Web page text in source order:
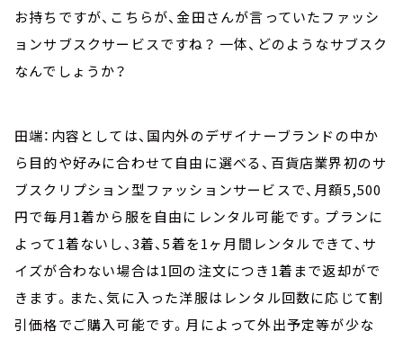
お持ちですが、こちらが、金田さんが言っていたファッシ
ョンサブスクサービスですね？ 一体、どのようなサブスク
なんでしょうか？
田端：内容としては、国内外のデザイナーブランドの中か
ら目的や好みに合わせて自由に選べる、百貨店業界初のサ
ブスクリプション型ファッションサービスで、月額5,500
円で毎月1着から服を自由にレンタル可能です。プランに
よって1着ないし、3着、5着を1ヶ月間レンタルできて、サ
イズが合わない場合は1回の注文につき1着まで返却がで
きます。また、気に入った洋服はレンタル回数に応じて割
引価格でご購入可能です。月によって外出予定等が少な